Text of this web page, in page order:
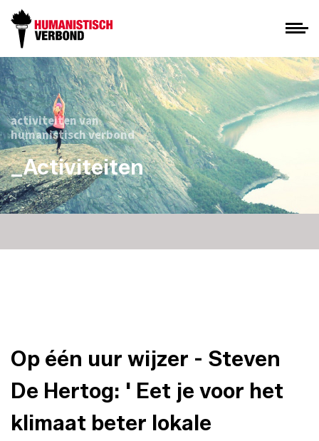
activiteiten van
humanistisch verbond
_Activiteiten
Op één uur wijzer - Steven
De Hertog: ' Eet je voor het
klimaat beter lokale